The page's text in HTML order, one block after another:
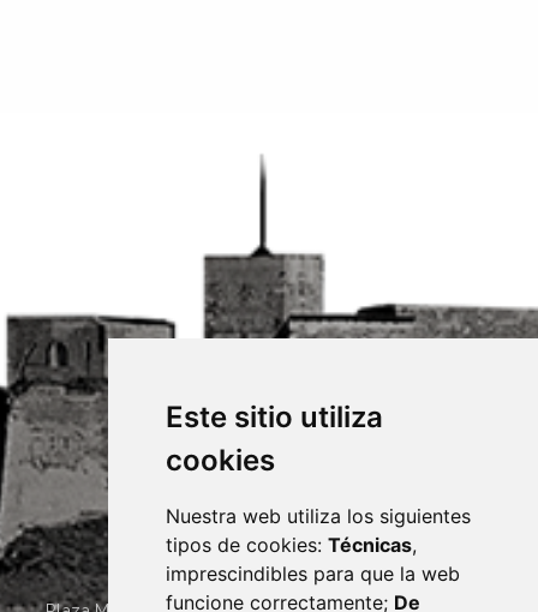
Este sitio utiliza
cookies
Nuestra web utiliza los siguientes
tipos de cookies: Técnicas,
imprescindibles para que la web
funcione correctamente; De